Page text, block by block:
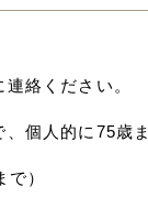
絡ください。
個人的に75歳
）